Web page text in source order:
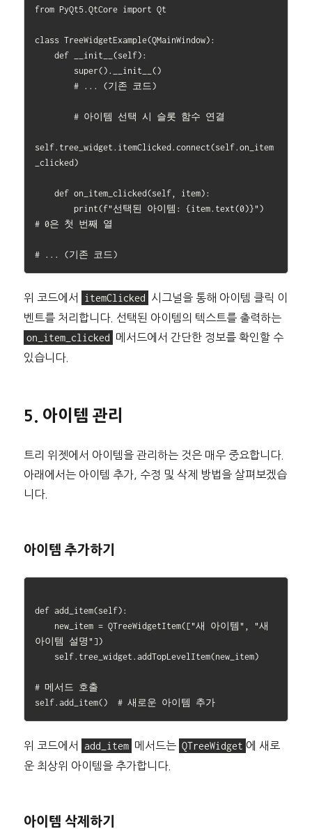
from PyQt5.QtCore import Qt
class TreeWidgetExample(QMainWindow):
    def __init__(self):
        # ... (기존 코드)
        # 아이템 선택 시 슬롯 함수 연결
self.tree_widget.itemClicked.connect(self.on_item
_clicked)
    def on_item_clicked(self, item):
        print(f"선택된 아이템: {item.text(0)}")
# 0은 첫 번째 열
위 코드에서 itemClicked
시그널을 통해 아이템 클릭 이
벤트를 처리합니다. 선택된 아이템의 텍스트를 출력하는
on_item_clicked
메서드에서 간단한 정보를 확인할 수
있습니다.
5. 아이템 관리
트리 위젯에서 아이템을 관리하는 것은 매우 중요합니다.
아래에서는 아이템 추가, 수정 및 삭제 방법을 살펴보겠습
니다.
아이템 추가하기
def add_item(self):
아이템 설명"])
# 메서드 호출
위 코드에서 add_item 메서드는 QTreeWidget 에 새로
운 최상위 아이템을 추가합니다.
아이템 삭제하기